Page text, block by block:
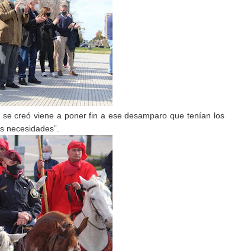
creó viene a poner fin a ese desamparo que tenían los
necesidades”.